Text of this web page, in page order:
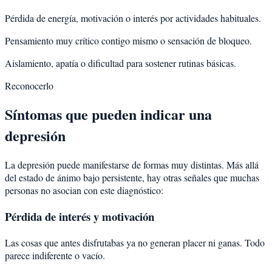
Pérdida de energía, motivación o interés por actividades habituales.
Pensamiento muy crítico contigo mismo o sensación de bloqueo.
Aislamiento, apatía o dificultad para sostener rutinas básicas.
Reconocerlo
Síntomas que pueden indicar una
depresión
La depresión puede manifestarse de formas muy distintas. Más allá
del estado de ánimo bajo persistente, hay otras señales que muchas
personas no asocian con este diagnóstico:
Pérdida de interés y motivación
Las cosas que antes disfrutabas ya no generan placer ni ganas. Todo
parece indiferente o vacío.